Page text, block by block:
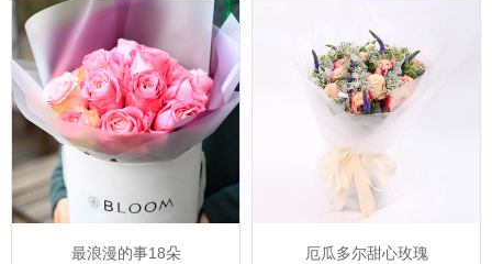
最浪漫的事18朵
厄瓜多尔甜心玫瑰